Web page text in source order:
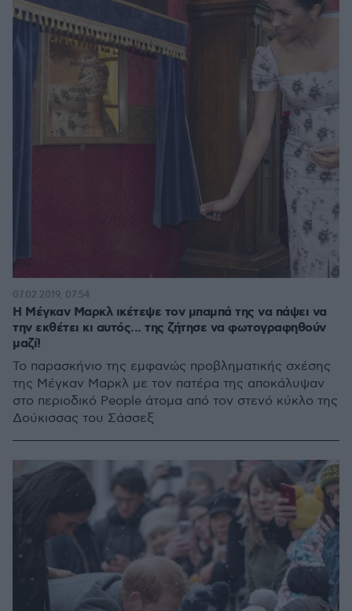
Η Μέγκαν Μαρκλ ικέτεψε τον μπαμπά της να πάψει να
την εκθέτει κι αυτός... της ζήτησε να φωτογραφηθούν
μαζί!
Το παρασκήνιο της εμφανώς προβληματικής σχέσης
της Μέγκαν Μαρκλ με τον πατέρα της αποκάλυψαν
στο περιοδικό People άτομα από τον στενό κύκλο της
Δούκισσας του Σάσσεξ
07.02.2019, 07:54